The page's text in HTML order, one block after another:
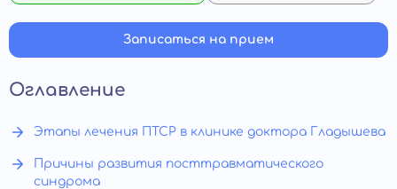
Записаться на прием
Оглавление
Этапы лечения ПТСР в клинике доктора Гладышева
Причины развития посттравматического
синдрома